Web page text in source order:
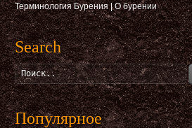
Терминология Бурения|О бурении
Search
Популярное